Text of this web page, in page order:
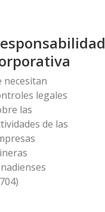
necesitan
legales
las
de las